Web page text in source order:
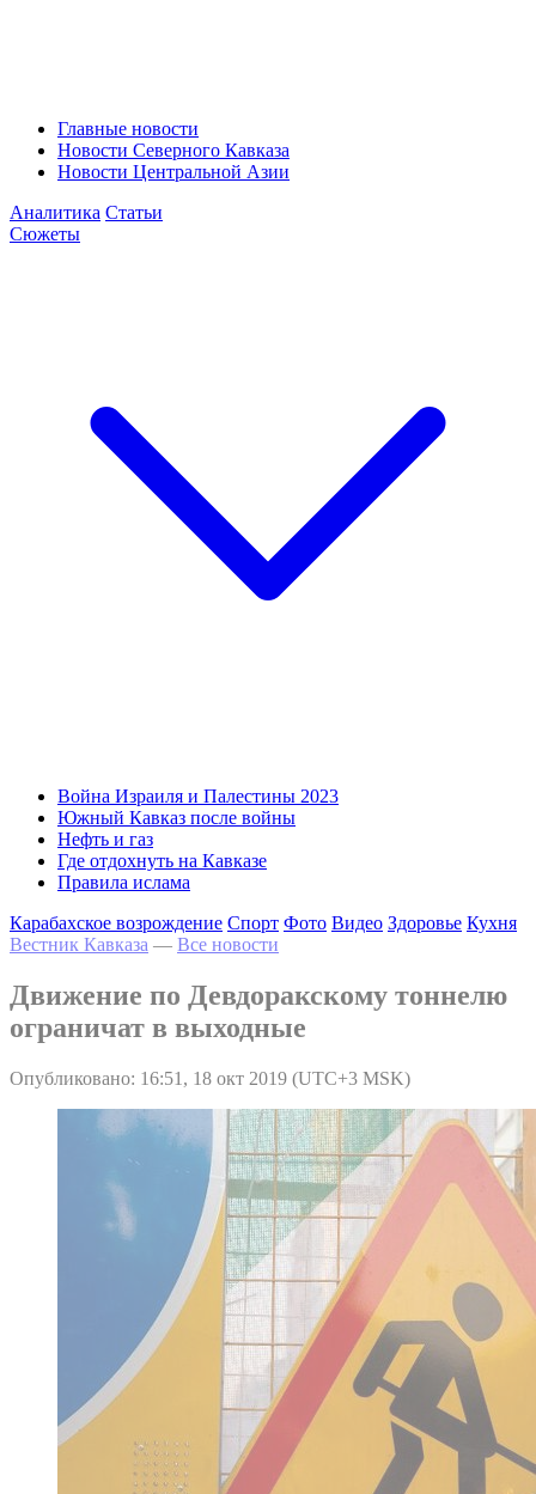
Главные новости
Новости Северного Кавказа
Новости Центральной Азии
Аналитика Статьи
Сюжеты
Война Израиля и Палестины 2023
Южный Кавказ после войны
Нефть и газ
Где отдохнуть на Кавказе
Правила ислама
Карабахское возрождение Спорт Фото Видео Здоровье Кухня
Вестник Кавказа — Все новости
Движение по Девдоракскому тоннелю
ограничат в выходные
Опубликовано: 16:51, 18 окт 2019 (UTC+3 MSK)